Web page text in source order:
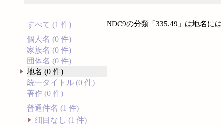
すべて (1 件)
個人名 (0 件)
家族名 (0 件)
団体名 (0 件)
地名 (0 件)
統一タイトル (0 件)
著作 (0 件)
普通件名 (1 件)
細目なし (1 件)
NDC9の分類「335.49」は地名に